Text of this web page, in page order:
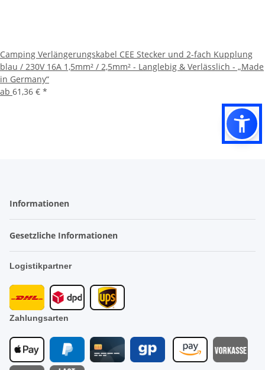
Camping Verlängerungskabel CEE Stecker und 2-fach Kupplung
blau / 230V 16A 1,5mm² / 2,5mm² - Langlebig & Verlässlich - „Made
in Germany“
ab 61,36 € *
Informationen
Gesetzliche Informationen
Logistikpartner
Zahlungsarten